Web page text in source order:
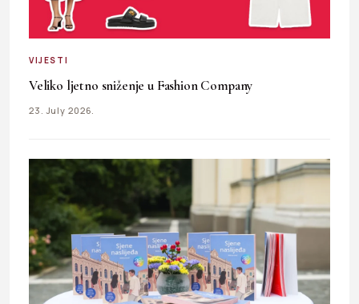
VIJESTI
Veliko ljetno sniženje u Fashion Company
23. July 2026.